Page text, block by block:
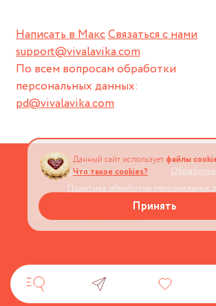
Написать в МаксСвязаться с нами
support@vivalavika.com
По всем вопросам обработки
персональных данных:
pd@vivalavika.com
Оферта
Политика обработки персональных
Авторские права © 2026Магазин
Данный сайт используетфайлы
Что такое cookies?
Принять